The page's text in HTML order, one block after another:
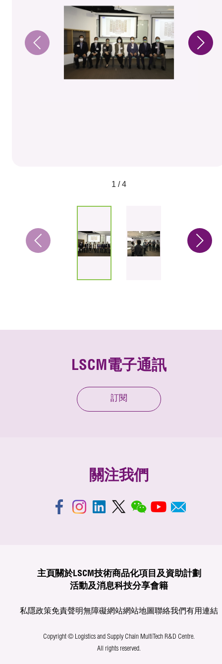
1 / 4
LSCM電子通訊
訂閱
關注我們
主頁 關於LSCM技術商品化項目及資助計劃
活動及消息科技分享會籍
私隱政策免責聲明無障礙網站網站地圖聯絡我們有用連結
Copyright © Logistics and Supply Chain MultiTech R&D Centre.
All rights reserved.